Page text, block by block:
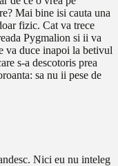
Mai bine isi cauta una
fizic. Cat va trece
Pygmalion si ii va
va duce inapoi la betivul
s-a descotoris prea
sa nu ii pese de
Nici eu nu inteleg